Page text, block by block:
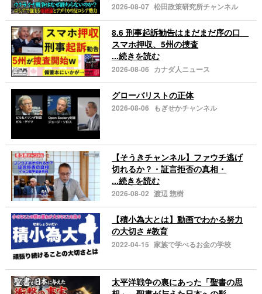
2026-08-07 松田政策研究所チャンネル
8.6 刑事起訴勧告はまだまだ序の口
スマホ押収、5州の捜査
...続きを読む
2026-08-06 カナダ人ニュース
グローバリストの正体
2026-08-06 もぎせかチャンネル
【そうきチャンネル】ファウチ逃げ
切れるか？・証言拒否の真相・
...続きを読む
2026-08-02 渡辺 惣樹
【積小為大とは】動画でわかる努力
の大切さ #教育
2022-04-15 家族で学べるお金の学校
太平洋戦争の裏にあった「聖書の思